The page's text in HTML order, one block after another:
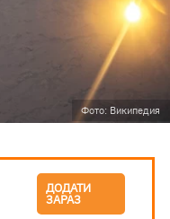
Фото: Википедия
ДОДАТИ
ЗАРАЗ